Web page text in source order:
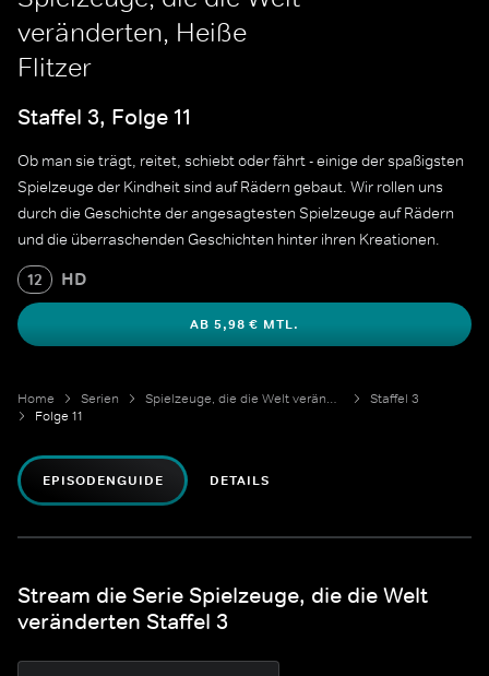
veränderten, Heiße
Flitzer
Staffel 3, Folge 11
Ob man sie trägt, reitet, schiebt oder fährt - einige der spaßigsten
Spielzeuge der Kindheit sind auf Rädern gebaut. Wir rollen uns
durch die Geschichte der angesagtesten Spielzeuge auf Rädern
und die überraschenden Geschichten hinter ihren Kreationen.
12 HD
AB 5,98 € MTL.
Home Serien Spielzeuge, die die Welt veränderten
Staffel 3
Folge 11
EPISODENGUIDE DETAILS
Stream die Serie Spielzeuge, die die Welt
veränderten Staffel 3